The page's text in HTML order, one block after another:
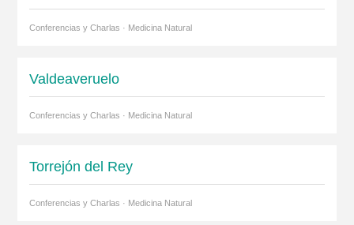
Conferencias y Charlas · Medicina Natural
Valdeaveruelo
Conferencias y Charlas · Medicina Natural
Torrejón del Rey
Conferencias y Charlas · Medicina Natural